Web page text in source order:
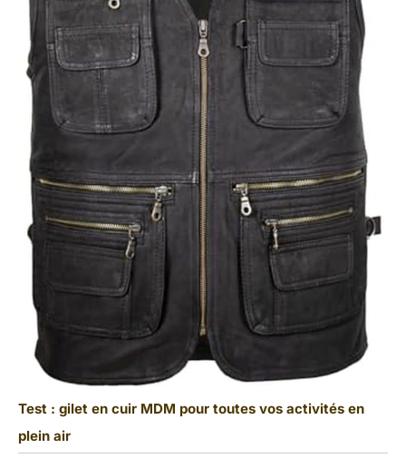
Test : gilet en cuir MDM pour toutes vos activités en
plein air